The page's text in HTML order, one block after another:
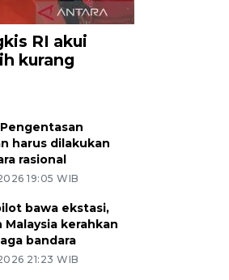
RI akui
kurang
harus dilakukan
rasional
19:05 WIB
bawa ekstasi,
Malaysia kerahkan
bandara
21:23 WIB